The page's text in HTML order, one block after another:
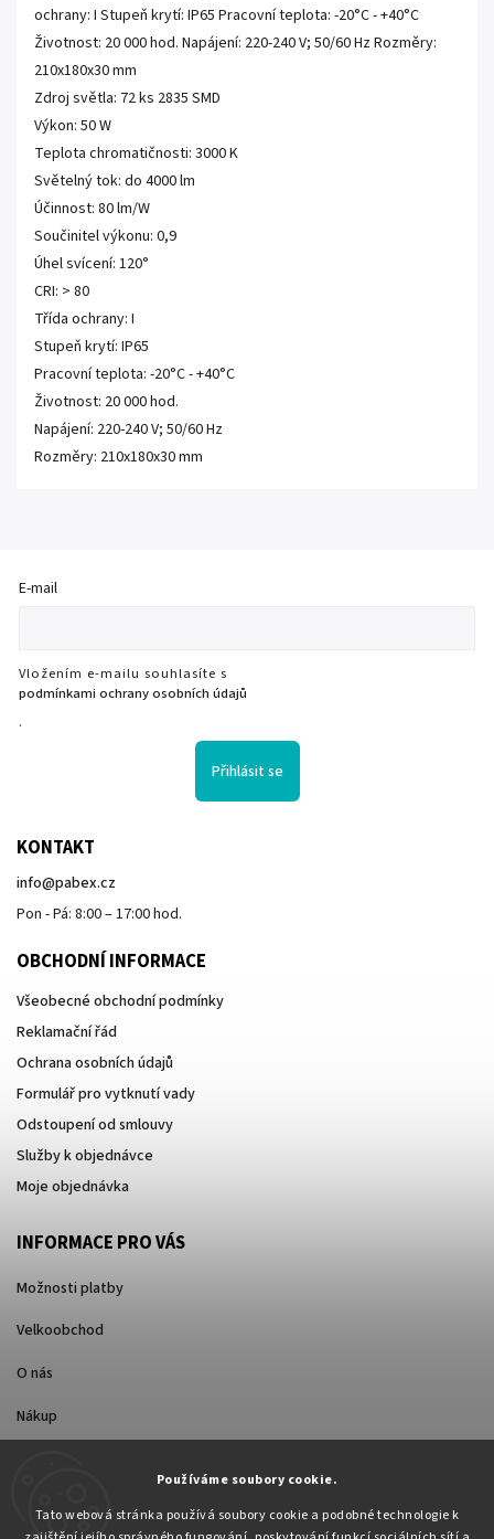
Používáme soubory cookie.
Tato webová stránka používá soubory cookie a podobné technologie k
ochrany: I Stupeň krytí: IP65 Pracovní teplota: -20°C - +40°C
Životnost: 20 000 hod. Napájení: 220-240 V; 50/60 Hz Rozměry:
210x180x30 mm
Zdroj světla: 72 ks 2835 SMD
Výkon: 50 W
Teplota chromatičnosti: 3000 K
Světelný tok: do 4000 lm
Účinnost: 80 lm/W
Součinitel výkonu: 0,9
Úhel svícení: 120°
CRI: > 80
Třída ochrany: I
Stupeň krytí: IP65
Pracovní teplota: -20°C - +40°C
Životnost: 20 000 hod.
Napájení: 220-240 V; 50/60 Hz
Rozměry: 210x180x30 mm
E-mail
Vložením e-mailu souhlasíte s
podmínkami ochrany osobních údajů
.
Přihlásit se
KONTAKT
info@pabex.cz
Pon - Pá: 8:00 – 17:00 hod.
OBCHODNÍ INFORMACE
Všeobecné obchodní podmínky
Reklamační řád
Ochrana osobních údajů
Formulář pro vytknutí vady
Odstoupení od smlouvy
Služby k objednávce
Moje objednávka
INFORMACE PRO VÁS
Možnosti platby
Velkoobchod
O nás
Nákup